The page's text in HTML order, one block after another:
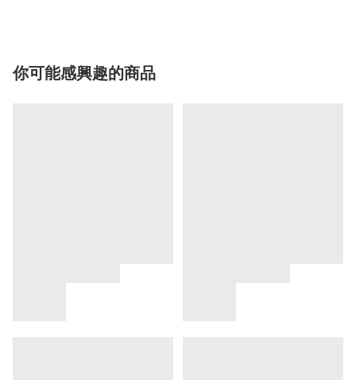
你可能感興趣的商品